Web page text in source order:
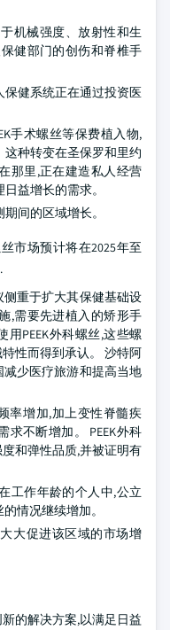
机械强度、放射性和生
健部门的创伤和脊椎手
保健系统正在通过投资医
手术螺丝等保费植入物,
种转变在圣保罗和里约
那里,正在建造私人经营
益增长的需求。
间的区域增长。
市场预计将在2025年至
重于扩大其保健基础设
,需要先进植入的矫形手
PEEK外科螺丝,这些螺
性而得到承认。 沙特阿
少医疗旅游和提高当地
率增加,加上变性脊髓疾
求不断增加。 PEEK外科
和弹性品质,并被证明有
工作年龄的个人中,公立
情况继续增加。
大促进该区域的市场增
的解决方案,以满足日益